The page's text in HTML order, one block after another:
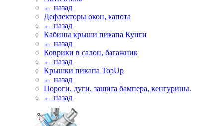
← назад
Дефлекторы окон, капота
← назад
Кабины крыши пикапа Кунги
← назад
Коврики в салон, багажник
← назад
Крышки пикапа TopUp
← назад
Пороги, дуги, защита бампера, кенгурины.
← назад